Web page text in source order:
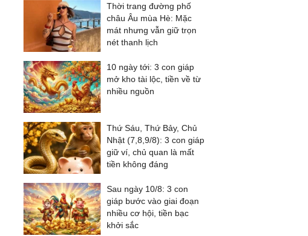
Thời trang đường phố
châu Âu mùa Hè: Mặc
mát nhưng vẫn giữ trọn
nét thanh lịch
10 ngày tới: 3 con giáp
mở kho tài lộc, tiền về từ
nhiều nguồn
Thứ Sáu, Thứ Bảy, Chủ
Nhật (7,8,9/8): 3 con giáp
giữ ví, chủ quan là mất
tiền không đáng
Sau ngày 10/8: 3 con
giáp bước vào giai đoạn
nhiều cơ hội, tiền bạc
khởi sắc